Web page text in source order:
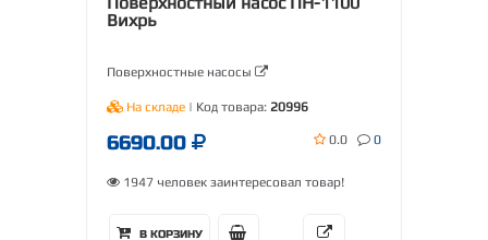
Вихрь
Поверхностные насосы
На складе | Код товара: 20996
6690.00 0.0 0
1947 человек заинтересовал товар!
В КОРЗИНУ